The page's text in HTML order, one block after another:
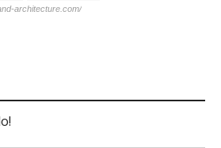
architecture.com/